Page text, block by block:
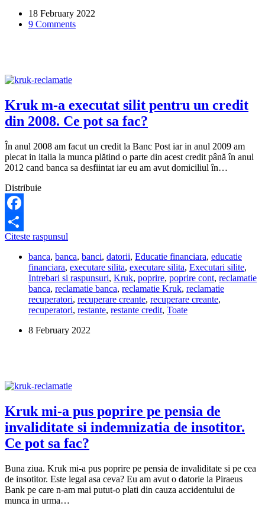
15
ani.
sa
18 February 2022
9 Comments
Kruk m-a executat silit pentru un credit
din 2008. Ce pot sa fac?
În anul 2008 am facut un credit la Banc Post iar in anul 2009 am
plecat in italia la munca plătind o parte din acest credit până în anul
2012 cand banca sa desfiintat iar eu am avut domiciliul în…
Distribuie
Facebook
Share
Citeste raspunsul
a
executat
silit
pentru
un
credit
2008.
banca, banca, banci, datorii, Educatie financiara, educatie
financiara, executare silita, executare silita, Executari silite,
Intrebari si raspunsuri, Kruk, poprire, poprire cont, reclamatie
banca, reclamatie banca, reclamatie Kruk, reclamatie
recuperatori, recuperare creante, recuperare creante,
recuperatori, restante, restante credit, Toate
8 February 2022
Kruk mi-a pus poprire pe pensia de
invaliditate si indemnizatia de insotitor.
Ce pot sa fac?
Buna ziua. Kruk mi-a pus poprire pe pensia de invaliditate si pe cea
de insotitor. Este legal asa ceva? Eu am avut o datorie la Piraeus
Bank pe care n-am mai putut-o plati din cauza accidentului de
munca in urma…